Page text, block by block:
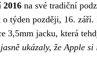
2016 na své tradiční
o týden později, 16.
3,5mm jacku, která
ukázaly, že Apple